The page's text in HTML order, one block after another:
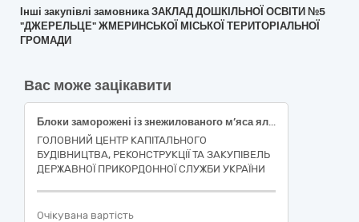
Інші закупівлі замовника ЗАКЛАД ДОШКІЛЬНОЇ ОСВІТИ №5
"ДЖЕРЕЛЬЦЕ" ЖМЕРИНСЬКОЇ МІСЬКОЇ ТЕРИТОРІАЛЬНОЇ
ГРОМАДИ
Вас може зацікавити
Блоки заморожені із знежилованого м’яса яловичини 1 сорту
ГОЛОВНИЙ ЦЕНТР КАПІТАЛЬНОГО
БУДІВНИЦТВА, РЕКОНСТРУКЦІЇ ТА ЗАКУПІВЕЛЬ
ДЕРЖАВНОЇ ПРИКОРДОННОЇ СЛУЖБИ УКРАЇНИ
Очікувана вартість